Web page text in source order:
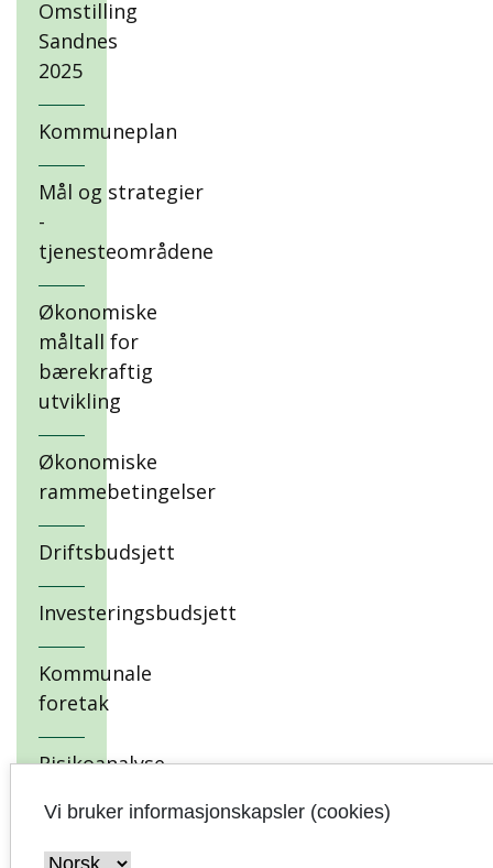
Omstilling
Sandnes
2025
Kommuneplan
Mål og strategier
-
tjenesteområdene
Økonomiske
måltall for
bærekraftig
utvikling
Økonomiske
rammebetingelser
Driftsbudsjett
Investeringsbudsjett
Kommunale
foretak
Risikoanalyse
kommunen
har eierskap
Vi bruker informasjonskapsler (cookies)